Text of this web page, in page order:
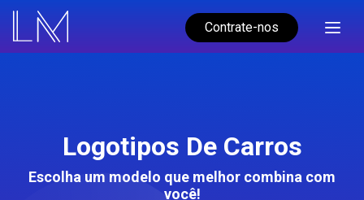
Contrate-nos
Logotipos De Carros
Escolha um modelo que melhor combina com
você!